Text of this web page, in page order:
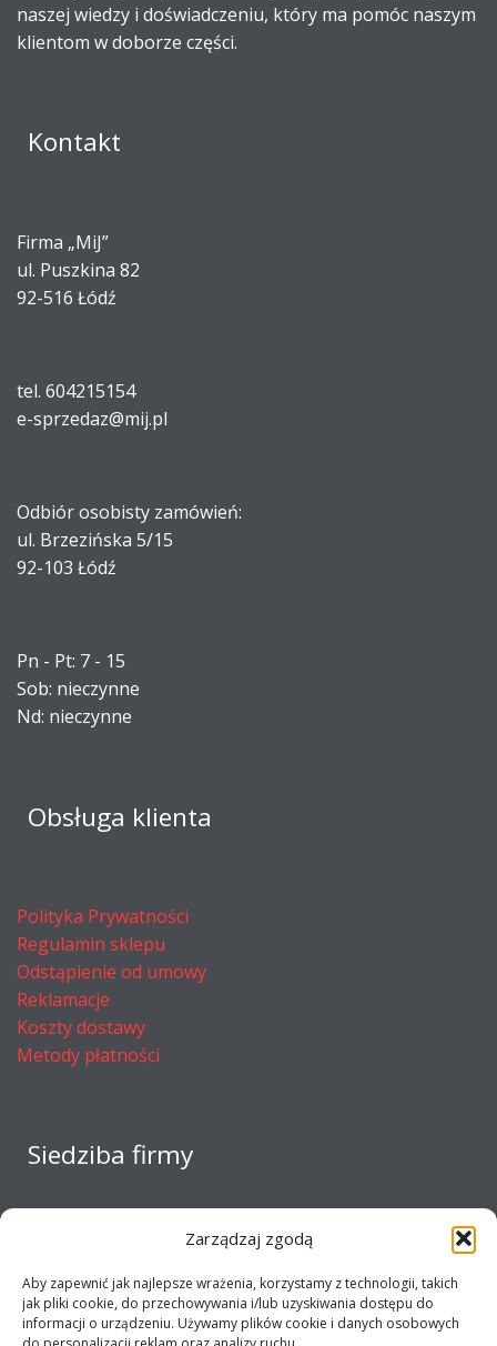
Zarządzaj zgodą
Aby zapewnić jak najlepsze wrażenia, korzystamy z technologii, takich
jak pliki cookie, do przechowywania i/lub uzyskiwania dostępu do
informacji o urządzeniu. Używamy plików cookie i danych osobowych
naszej wiedzy i doświadczeniu, który ma pomóc naszym
klientom w doborze części.
Kontakt
Firma „MiJ”
ul. Puszkina 82
92-516 Łódź
tel. 604215154
e-sprzedaz@mij.pl
Odbiór osobisty zamówień:
ul. Brzezińska 5/15
92-103 Łódź
Pn - Pt: 7 - 15
Sob: nieczynne
Nd: nieczynne
Obsługa klienta
Polityka Prywatności
Regulamin sklepu
Odstąpienie od umowy
Reklamacje
Koszty dostawy
Metody płatności
Siedziba firmy